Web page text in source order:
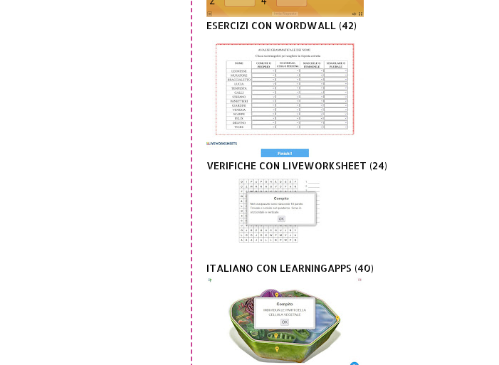
ESERCIZI CON WORDWALL (42)
VERIFICHE CON LIVEWORKSHEET (24)
ITALIANO CON LEARNINGAPPS (40)